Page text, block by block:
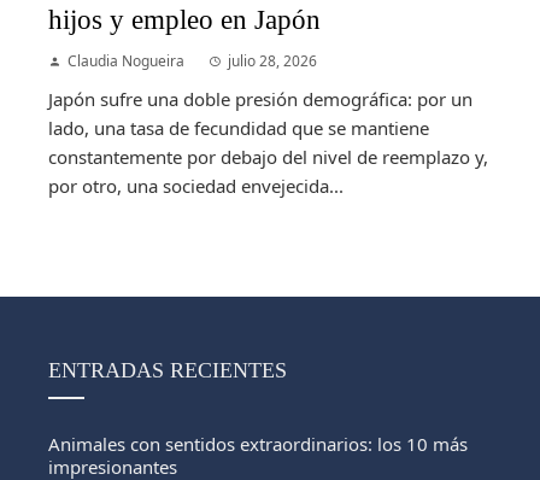
hijos y empleo en Japón
Claudia Nogueira julio 28, 2026
Japón sufre una doble presión demográfica: por un
lado, una tasa de fecundidad que se mantiene
constantemente por debajo del nivel de reemplazo y,
por otro, una sociedad envejecida...
ENTRADAS RECIENTES
Animales con sentidos extraordinarios: los 10 más
impresionantes